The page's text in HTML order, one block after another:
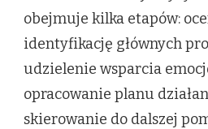
obejmuje kilka etapów:
identyfikację głównych
udzielenie wsparcia
opracowanie planu
skierowanie do dalszej